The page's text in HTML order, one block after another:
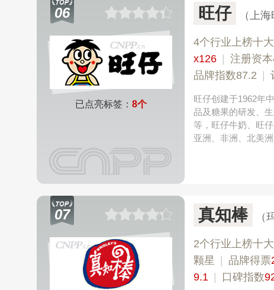
06
已点亮标签： 8个
旺仔 （上
4个行业上榜十
x126
注册资
品牌指数87.2
旺仔创建于1962年
品及糖果的研发、
等，旺仔牛奶、旺
亚洲、非洲、北美
07 真知棒 （
2个行业上榜十
颗星
品牌得票
9.1
口碑指数